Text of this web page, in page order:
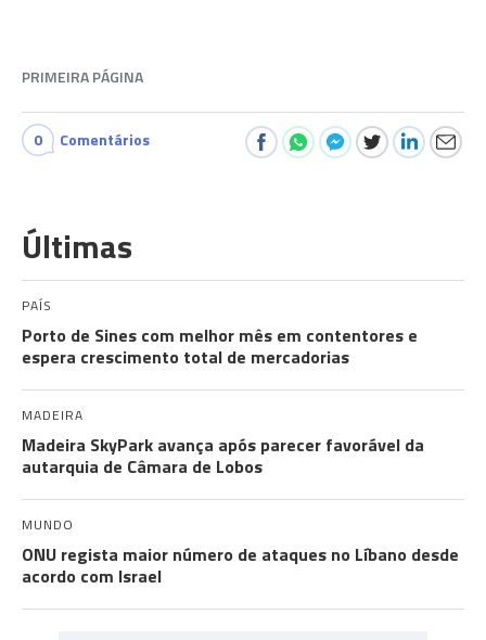
PRIMEIRA PÁGINA
0 Comentários
Últimas
PAÍS
Porto de Sines com melhor mês em contentores e
espera crescimento total de mercadorias
MADEIRA
Madeira SkyPark avança após parecer favorável da
autarquia de Câmara de Lobos
MUNDO
ONU regista maior número de ataques no Líbano desde
acordo com Israel